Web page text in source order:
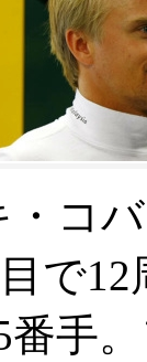
・コ
で
番手